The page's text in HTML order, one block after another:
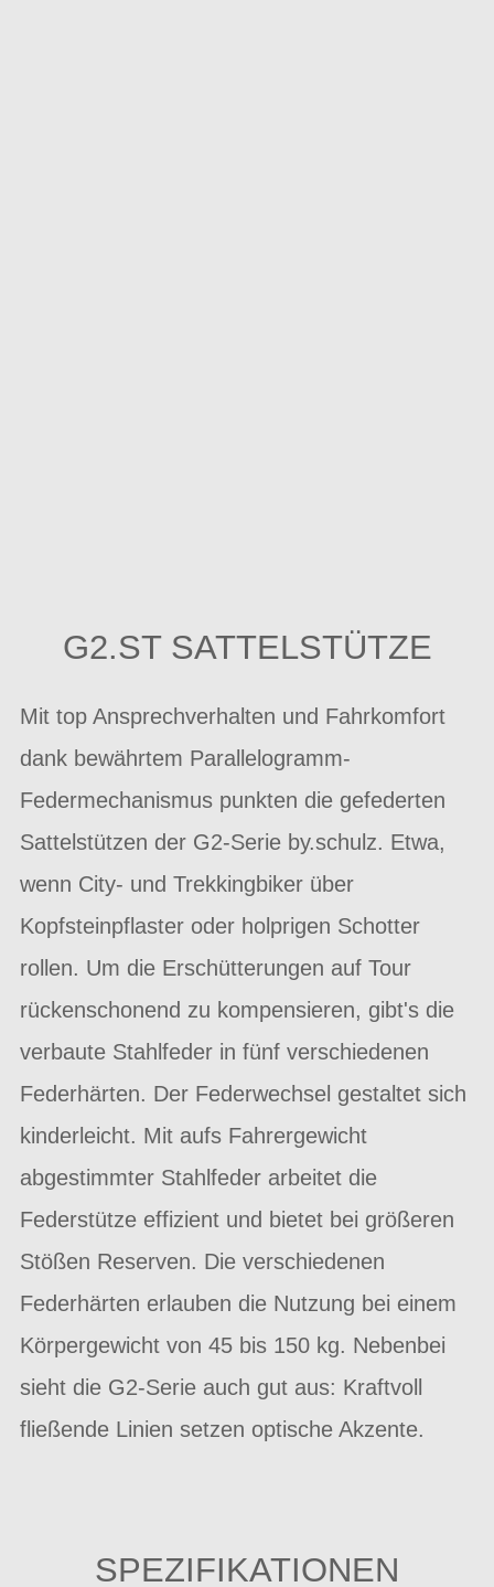
G2.ST SATTELSTÜTZE
Mit top Ansprechverhalten und Fahrkomfort
dank bewährtem Parallelogramm-
Federmechanismus punkten die gefederten
Sattelstützen der G2-Serie by.schulz. Etwa,
wenn City- und Trekkingbiker über
Kopfsteinpflaster oder holprigen Schotter
rollen. Um die Erschütterungen auf Tour
rückenschonend zu kompensieren, gibt's die
verbaute Stahlfeder in fünf verschiedenen
Federhärten. Der Federwechsel gestaltet sich
kinderleicht. Mit aufs Fahrergewicht
abgestimmter Stahlfeder arbeitet die
Federstütze effizient und bietet bei größeren
Stößen Reserven. Die verschiedenen
Federhärten erlauben die Nutzung bei einem
Körpergewicht von 45 bis 150 kg. Nebenbei
sieht die G2-Serie auch gut aus: Kraftvoll
fließende Linien setzen optische Akzente.
SPEZIFIKATIONEN